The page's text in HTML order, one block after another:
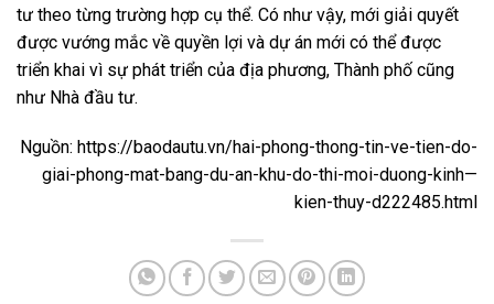
tư theo từng trường hợp cụ thể. Có như vậy, mới giải quyết
được vướng mắc về quyền lợi và dự án mới có thể được
triển khai vì sự phát triển của địa phương, Thành phố cũng
như Nhà đầu tư.
Nguồn: https://baodautu.vn/hai-phong-thong-tin-ve-tien-do-
giai-phong-mat-bang-du-an-khu-do-thi-moi-duong-kinh—
kien-thuy-d222485.html